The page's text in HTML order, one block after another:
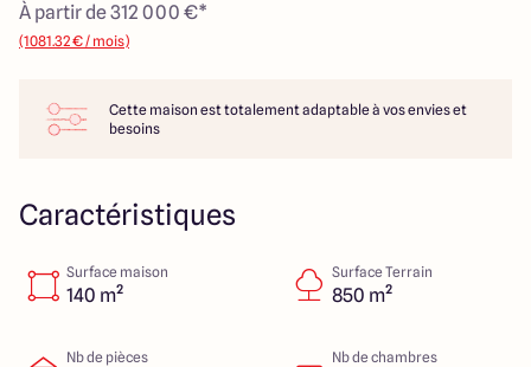
Maisons ARLOGIS Limoges
À partir de 312 000 €*
(1081.32 € / mois)
Cette maison est totalement adaptable à vos envies et
besoins
Caractéristiques
Surface maison
140 m²
Surface Terrain
850 m²
Nb de pièces Nb de chambres